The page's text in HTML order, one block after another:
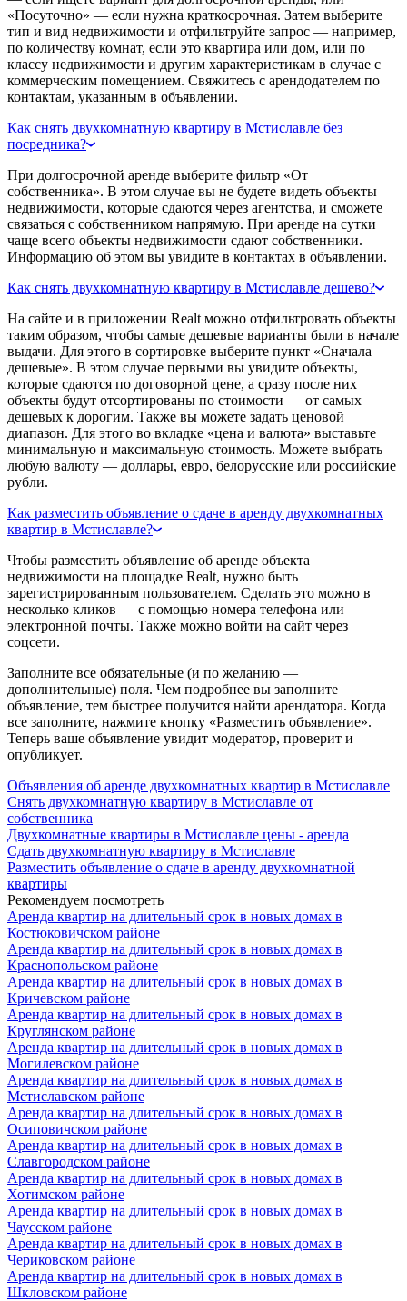
«Посуточно» — если нужна краткосрочная. Затем выберите
тип и вид недвижимости и отфильтруйте запрос — например,
по количеству комнат, если это квартира или дом, или по
классу недвижимости и другим характеристикам в случае с
коммерческим помещением. Свяжитесь с арендодателем по
контактам, указанным в объявлении.
Как снять двухкомнатную квартиру в Мстиславле без
посредника?
При долгосрочной аренде выберите фильтр «От
собственника». В этом случае вы не будете видеть объекты
недвижимости, которые сдаются через агентства, и сможете
связаться с собственником напрямую. При аренде на сутки
чаще всего объекты недвижимости сдают собственники.
Информацию об этом вы увидите в контактах в объявлении.
Как снять двухкомнатную квартиру в Мстиславле дешево?
На сайте и в приложении Realt можно отфильтровать объекты
таким образом, чтобы самые дешевые варианты были в начале
выдачи. Для этого в сортировке выберите пункт «Сначала
дешевые». В этом случае первыми вы увидите объекты,
которые сдаются по договорной цене, а сразу после них
объекты будут отсортированы по стоимости — от самых
дешевых к дорогим. Также вы можете задать ценовой
диапазон. Для этого во вкладке «цена и валюта» выставьте
минимальную и максимальную стоимость. Можете выбрать
любую валюту — доллары, евро, белорусские или российские
рубли.
Как разместить объявление о сдаче в аренду двухкомнатных
квартир в Мстиславле?
Чтобы разместить объявление об аренде объекта
недвижимости на площадке Realt, нужно быть
зарегистрированным пользователем. Сделать это можно в
несколько кликов — с помощью номера телефона или
электронной почты. Также можно войти на сайт через
соцсети.
Заполните все обязательные (и по желанию —
дополнительные) поля. Чем подробнее вы заполните
объявление, тем быстрее получится найти арендатора. Когда
все заполните, нажмите кнопку «Разместить объявление».
Теперь ваше объявление увидит модератор, проверит и
опубликует.
Объявления об аренде двухкомнатных квартир в Мстиславле
Снять двухкомнатную квартиру в Мстиславле от
собственника
Двухкомнатные квартиры в Мстиславле цены - аренда
Сдать двухкомнатную квартиру в Мстиславле
Разместить объявление о сдаче в аренду двухкомнатной
квартиры
Рекомендуем посмотреть
Аренда квартир на длительный срок в новых домах в
Костюковичском районе
Аренда квартир на длительный срок в новых домах в
Краснопольском районе
Аренда квартир на длительный срок в новых домах в
Кричевском районе
Аренда квартир на длительный срок в новых домах в
Круглянском районе
Аренда квартир на длительный срок в новых домах в
Могилевском районе
Аренда квартир на длительный срок в новых домах в
Мстиславском районе
Аренда квартир на длительный срок в новых домах в
Осиповичском районе
Аренда квартир на длительный срок в новых домах в
Славгородском районе
Аренда квартир на длительный срок в новых домах в
Хотимском районе
Аренда квартир на длительный срок в новых домах в
Чаусском районе
Аренда квартир на длительный срок в новых домах в
Чериковском районе
Аренда квартир на длительный срок в новых домах в
Шкловском районе